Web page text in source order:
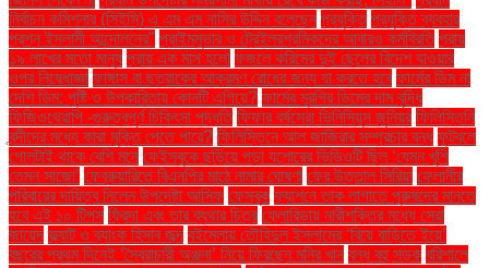
নির্বাচন কমিশনার (সিইসি) এ এম এম নাসির উদ্দিন বলেছেন প্রযুক্তি প্রযুক্তি ব্যবহার
প্রশ্ন ইসলামী আন্দোলনের" প্রাইমমুভার ও ট্রেইলরশ্রমিকদের আবারও কর্মবিরতি প্রায়
১৯ লাখের মতো মানুষ প্রায় এক মাস হলো ফজলে করিমের দুই ছেলের বিদেশ যাওয়ার
ওপর নিষেধাজ্ঞা ফাঙ্গাস বা ছত্রাকের আক্রমণ রোধের জন্য যা করতে হবে ফার্মের ডিম না
দেশি ডিম: পুষ্টি ও উপকারিতায় কোনটি এগিয়ে? ফার্মের মুরগির ডিমের দাম বৃদ্ধি
ফিজিওথেরাপি -গুরুত্বপূর্ণ চিকিৎসা পদ্ধতি ফিফার বর্ষসেরা ভিনিসিয়ুস জুনিয়র ফিলিস্তিনি
বন্দীদের মধ্যে কারা মুক্তি পেতে পারে? ফিলিস্তিনে আল জাজিরার সম্প্রচার বন্ধ ফুটবলে
গোলটাই থাকে বেশি মনে ফেইসবুকে ছড়িয়ে পড়া যশোরের ভিডিওটি ছিল ‘যেমন খুশি
তেমন সাজো’ ফেব্রুয়ারিতে বিএনপির মাঠে নামার ঘোষণা ফের উত্তাল সিরিয়া ফেলানীর
পরিবারের দায়িত্ব নিলেন উপদেষ্টা আসিফ ফেসবুক ফ্যাশনে তাক লাগাতে পুরুষদের মানতে
হবে এই ১০ টিপস ফ্রিদা এবং তার ব্যথার চিত্র ফ্লোরিডায় নারীশক্তির মধ্যে সেরা
জায়েদ ফ্ল্যাট ও ব্যাংক হিসাব জব্দ বইমেলায় তৌহিদুল ইসলামের ‘বিয়ে বাড়িতে ইয়ে’
বছরের প্রথম দিনেই ‘স্বৈরাচারী অঞ্জনা’ নিয়ে ফিরছেন মনির খান বন্ধ বহু সড়ক বরিশালে